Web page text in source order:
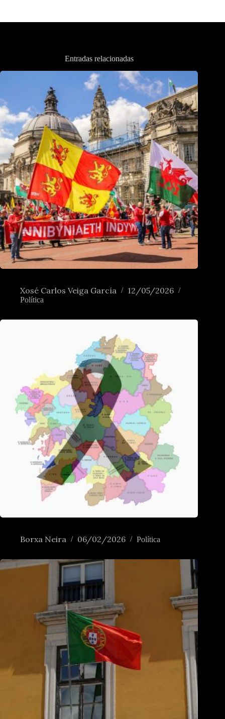
Entradas relacionadas
Xosé Carlos Veiga García 12/05/2026
Política
Borxa Neira 06/02/2026 Política